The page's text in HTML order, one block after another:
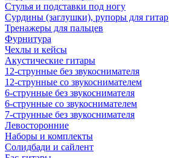
Стулья и подставки под ногу
Сурдины (заглушки), рупоры для гитар
Тренажеры для пальцев
Фурнитура
Чехлы и кейсы
Акустические гитары
12-струнные без звукоснимателя
12-струнные со звукоснимателем
6-струнные без звукоснимателя
6-струнные со звукоснимателем
7-струнные без звукоснимателя
Левосторонние
Наборы и комплекты
Солидбади и сайлент